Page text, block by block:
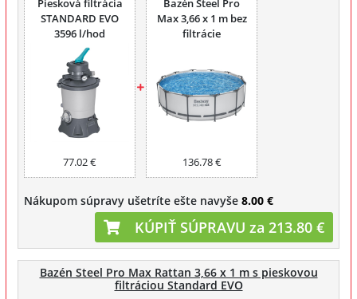
Piesková filtrácia
STANDARD EVO
3596 l/hod
77.02 €
Bazén Steel Pro
Max 3,66 x 1 m bez
filtrácie
136.78 €
Nákupom súpravy ušetríte ešte navyše 8.00 €
KÚPIŤ SÚPRAVU za 213.80 €
Bazén Steel Pro Max Rattan 3,66 x 1 m s pieskovou
filtráciou Standard EVO